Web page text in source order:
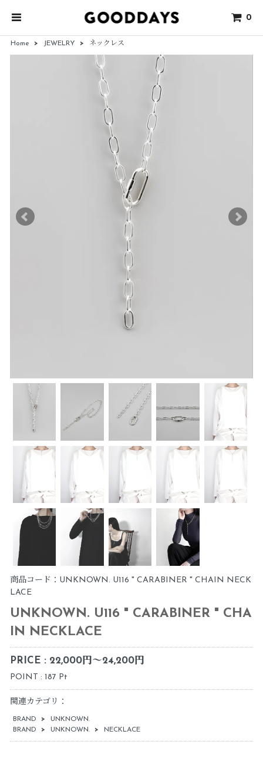
0
Home > JEWELRY > ネックレス
商品コード：UNKNOWN. U116 " CARABINER " CHAIN NECK
LACE
UNKNOWN. U116 " CARABINER " CHA
IN NECKLACE
PRICE : 22,000円～24,200円
POINT : 187 Pt
関連カテゴリ：
BRAND >
UNKNOWN.
BRAND
> UNKNOWN. > NECKLACE